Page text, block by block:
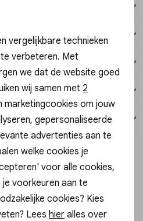
in de winkel
1/2
JURK DIMPHEY JURK DIMPHEY
189,95
vergelijkbare technieken
verbeteren. Met
we dat de website goed
wij samen met 2
marketingcookies om jouw
gepersonaliseerde
advertenties aan te
welke cookies je
voor alle cookies,
je voorkeuren aan te
cookies? Kies
Lees hier alles over